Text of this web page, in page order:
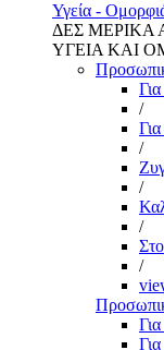
Υγεία -
ΔΕΣ ΜΕΡΙΚΑ
ΥΓΕΙΑ ΚΑΙ
/
/
/
/
/